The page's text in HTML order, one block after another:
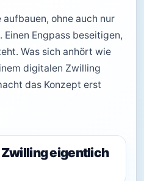
ohne auch nur
Engpass beseitigen,
Was sich anhört wie
digitalen Zwilling
das Konzept erst
eigentlich